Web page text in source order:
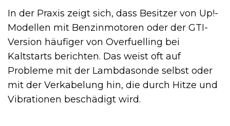
In der Praxis zeigt sich, dass Besitzer von Up!-
Modellen mit Benzinmotoren oder der GTI-
Version häufiger von Overfuelling bei
Kaltstarts berichten. Das weist oft auf
Probleme mit der Lambdasonde selbst oder
mit der Verkabelung hin, die durch Hitze und
Vibrationen beschädigt wird.